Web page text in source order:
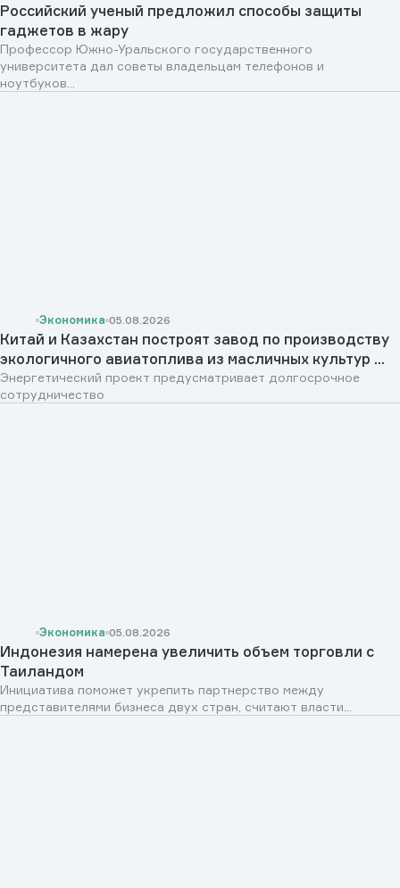
Российский ученый предложил способы защиты
гаджетов в жару
Профессор Южно-Уральского государственного
университета дал советы владельцам телефонов и
ноутбуков...
Экономика 05.08.2026
Китай и Казахстан построят завод по производству
экологичного авиатоплива из масличных культур ...
Энергетический проект предусматривает долгосрочное
сотрудничество
Экономика 05.08.2026
Индонезия намерена увеличить объем торговли с
Таиландом
Инициатива поможет укрепить партнерство между
представителями бизнеса двух стран, считают власти...